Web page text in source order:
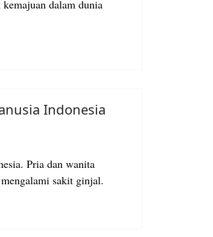
dalam dunia
Indonesia
Pria dan wanita
sakit ginjal.